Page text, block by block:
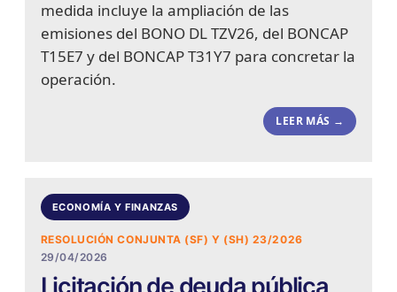
medida incluye la ampliación de las
emisiones del BONO DL TZV26, del BONCAP
T15E7 y del BONCAP T31Y7 para concretar la
operación.
LEER MÁS →
ECONOMÍA Y FINANZAS
RESOLUCIÓN CONJUNTA (SF) Y (SH) 23/2026
29/04/2026